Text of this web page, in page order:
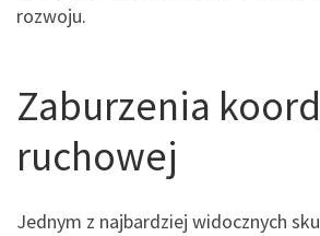
rozwoju.
Zaburzenia
ruchowej
Jednym z najbardziej widocznych